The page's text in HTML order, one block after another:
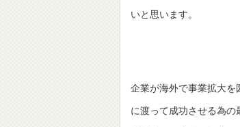
いと思います。
企業が海外で事業拡大を
に渡って成功させる為の